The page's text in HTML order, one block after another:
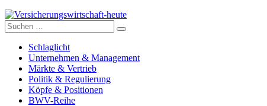
Versicherungswirtschaft-heute
Suche
nach:
Schlaglicht
Unternehmen & Management
Märkte & Vertrieb
Politik & Regulierung
Köpfe & Positionen
BWV-Reihe